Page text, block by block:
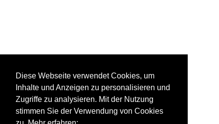
Diese Webseite verwendet Cookies, um
Inhalte und Anzeigen zu personalisieren und
Zugriffe zu analysieren. Mit der Nutzung
stimmen Sie der Verwendung von Cookies